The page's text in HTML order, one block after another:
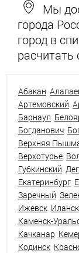
Мы
города
город в
расчитать
Абакан
Артемовский
Барнаул
Богданович
Верхняя
Верхотурье
Губкинский
Екатеринбург
Заречный
Ижевск
Каменск-
Качканар
Кодинск